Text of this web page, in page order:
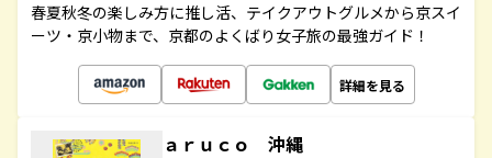
春夏秋冬の楽しみ方に推し活、テイクアウトグルメから京スイ
ーツ・京小物まで、京都のよくばり女子旅の最強ガイド！
詳細を見る
ａｒｕｃｏ 沖縄